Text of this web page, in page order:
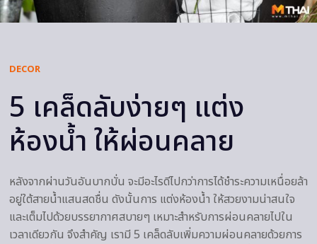
DECOR
5 เคล็ดลับง่ายๆ แต่ง
ห้องน้ำ ให้ผ่อนคลาย
หลังจากผ่านวันอันบากบั่น จะมีอะไรดีไปกว่าการได้ชำระความเหนื่อยล้า
อยู่ใต้สายน้ำแสนสดชื่น ดังนั้นการ แต่งห้องน้ำ ให้สวยงามน่าสนใจ
และเต็มไปด้วยบรรยากาศสบายๆ เหมาะสำหรับการผ่อนคลายไปใน
เวลาเดียวกัน จึงสำคัญ เรามี 5 เคล็ดลับเพิ่มความผ่อนคลายด้วยการ